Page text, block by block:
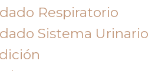
Respiratorio
Sistema Urinario